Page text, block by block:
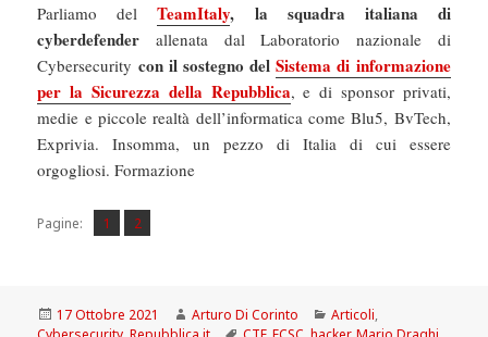
Parliamo delTeamItaly, la squadra italiana di
cyberdefender allenata dal Laboratorio nazionale di
Cybersecurity con il sostegno delSistema di informazione
per la Sicurezza della Repubblica, e di sponsor privati,
medie e piccole realtà dell’informatica come Blu5, BvTech,
Exprivia. Insomma, un pezzo di Italia di cui essere
orgogliosi. Formazione
Pagine: Pagina
1 ,
Pagina
2
Scritto
il
17 Ottobre 2021 Autore
Arturo Di Corinto Categorie
Articoli,
Tag